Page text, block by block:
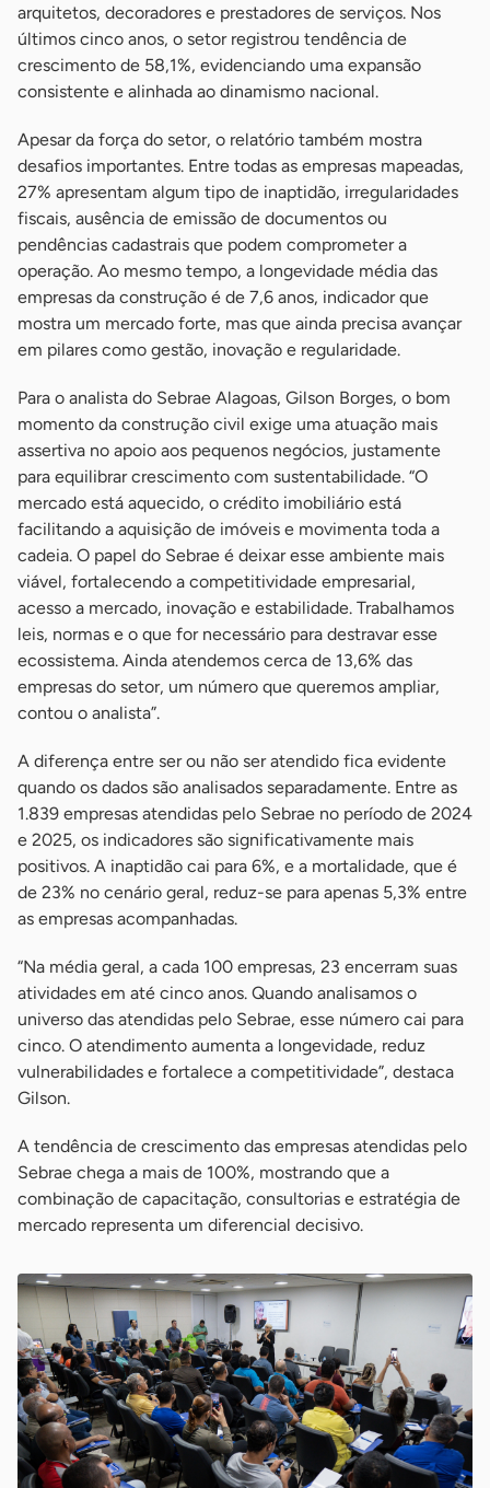
arquitetos, decoradores e prestadores de serviços. Nos
últimos cinco anos, o setor registrou tendência de
crescimento de 58,1%, evidenciando uma expansão
consistente e alinhada ao dinamismo nacional.
Apesar da força do setor, o relatório também mostra
desafios importantes. Entre todas as empresas mapeadas,
27% apresentam algum tipo de inaptidão, irregularidades
fiscais, ausência de emissão de documentos ou
pendências cadastrais que podem comprometer a
operação. Ao mesmo tempo, a longevidade média das
empresas da construção é de 7,6 anos, indicador que
mostra um mercado forte, mas que ainda precisa avançar
em pilares como gestão, inovação e regularidade.
Para o analista do Sebrae Alagoas, Gilson Borges, o bom
momento da construção civil exige uma atuação mais
assertiva no apoio aos pequenos negócios, justamente
para equilibrar crescimento com sustentabilidade. “O
mercado está aquecido, o crédito imobiliário está
facilitando a aquisição de imóveis e movimenta toda a
cadeia. O papel do Sebrae é deixar esse ambiente mais
viável, fortalecendo a competitividade empresarial,
acesso a mercado, inovação e estabilidade. Trabalhamos
leis, normas e o que for necessário para destravar esse
ecossistema. Ainda atendemos cerca de 13,6% das
empresas do setor, um número que queremos ampliar,
contou o analista”.
A diferença entre ser ou não ser atendido fica evidente
quando os dados são analisados separadamente. Entre as
1.839 empresas atendidas pelo Sebrae no período de 2024
e 2025, os indicadores são significativamente mais
positivos. A inaptidão cai para 6%, e a mortalidade, que é
de 23% no cenário geral, reduz-se para apenas 5,3% entre
as empresas acompanhadas.
“Na média geral, a cada 100 empresas, 23 encerram suas
atividades em até cinco anos. Quando analisamos o
universo das atendidas pelo Sebrae, esse número cai para
cinco. O atendimento aumenta a longevidade, reduz
vulnerabilidades e fortalece a competitividade”, destaca
Gilson.
A tendência de crescimento das empresas atendidas pelo
Sebrae chega a mais de 100%, mostrando que a
combinação de capacitação, consultorias e estratégia de
mercado representa um diferencial decisivo.